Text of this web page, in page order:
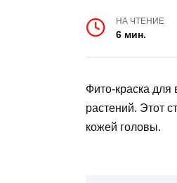
НА ЧТЕНИЕ
6 мин.
Фито-краска для
растений. Этот
кожей головы.